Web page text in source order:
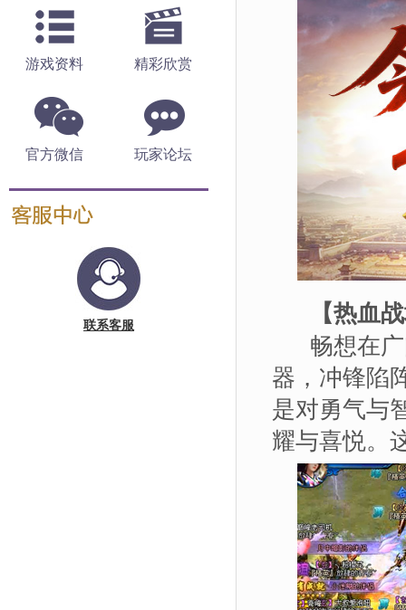
游戏资料 精彩欣赏
官方微信 玩家论坛
联系客服
【热血
畅想在广
器，冲锋陷
是对勇气与
耀与喜悦。